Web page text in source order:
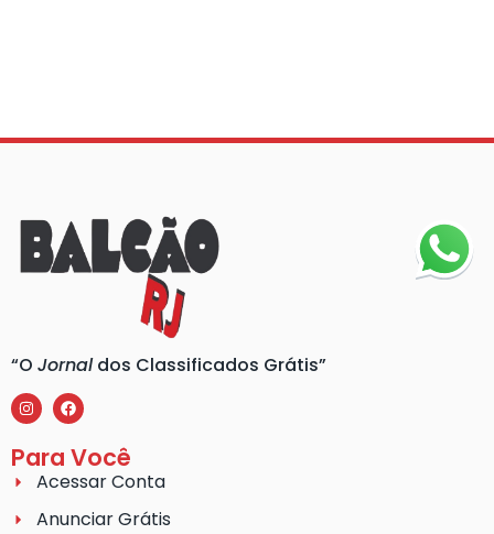
“O Jornaldos Classificados Grátis”
Para Você
Acessar Conta
Anunciar Grátis